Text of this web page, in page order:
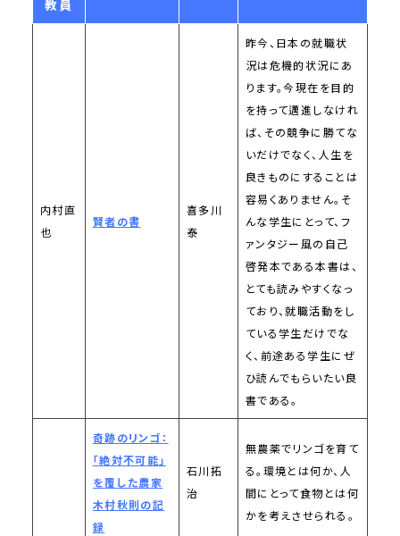
教員
内村直
也
賢者の書
喜多川
泰
昨今、日本の就職状
況は危機的状況にあ
ります。今現在を目的
を持って邁進しなけれ
ば、その競争に勝てな
いだけでなく、人生を
良きものにすることは
容易くありません。そ
んな学生にとって、フ
ァンタジー風の自己
啓発本である本書は、
とても読みやすくなっ
ており、就職活動をし
ている学生だけでな
く、前途ある学生にぜ
ひ読んでもらいたい良
書である。
奇跡のリンゴ：
「絶対不可能」
を覆した農家
木村秋則の記
録
石川拓
治
無農薬でリンゴを育て
る。環境とは何か、人
間にとって食物とは何
かを考えさせられる。